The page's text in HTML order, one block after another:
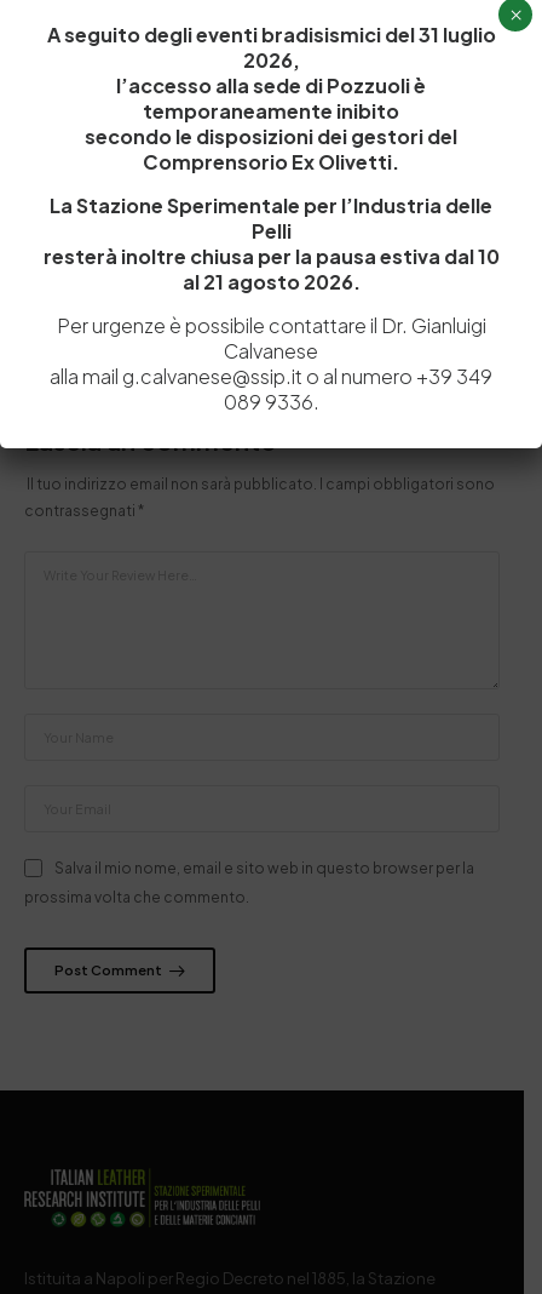
Ora è possibile restare sempre in contatto con noi
riguardo le ultime notizie della Stazione…
Lascia un commento
Il tuo indirizzo email non sarà pubblicato. I campi obbligatori sono
contrassegnati *
Salva il mio nome, email e sito web in questo browser per la
prossima volta che commento.
Post Comment
Istituita a Napoli per Regio Decreto nel 1885, la Stazione
A seguito degli eventi bradisismici del 31 luglio
2026,
l’accesso alla sede di Pozzuoli è
temporaneamente inibito
secondo le disposizioni dei gestori del
Comprensorio Ex Olivetti.
La Stazione Sperimentale per l’Industria delle
Pelli
resterà inoltre chiusa per la pausa estiva dal 10
al 21 agosto 2026.
Per urgenze è possibile contattare il Dr. Gianluigi
Calvanese
alla mail g.calvanese@ssip.it o al numero +39 349
089 9336.
×